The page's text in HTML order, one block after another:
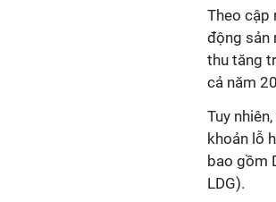
Theo cập
động sản
thu tăng
cả năm
Tuy
khoản lỗ
bao gồm
LDG).